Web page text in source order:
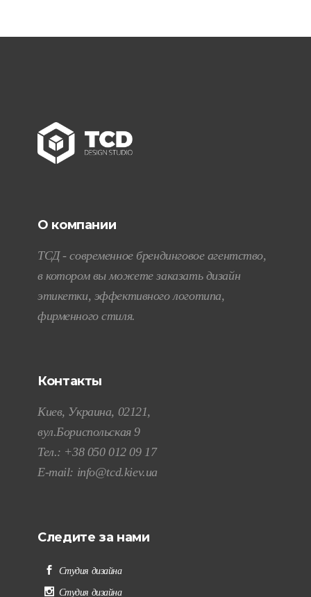
О компании
ТСД - современное брендинговое агентство,
в котором вы можете заказать дизайн
этикетки, эффективного логотипа,
фирменного стиля.
Контакты
Киев, Украина, 02121,
вул.Бориспольская 9
Тел.: +38 050 012 09 17
E-mail: info@tcd.kiev.ua
Следите за нами
Студия дизайна
Студия дизайна